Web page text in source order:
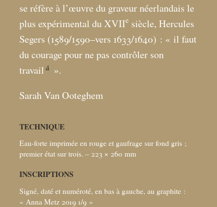
se réfère à l’œuvre du graveur néerlandais le
plus expérimental du XVIIe siècle, Hercules
Segers (1589/1590–vers 1633/1640) : « il faut
du courage pour ne pas contrôler son
travail 4 ».
Sarah Van Ooteghem
TECHNIQUE
Eau-forte imprimée en rouge et gaufrage sur fond gris ;
premier état sur trois. – 223 × 260 mm
INSCRIPTIONS
Signé, daté et numéroté, en bas à gauche, au graphite :
« Anna Metz 2019 1/9 »